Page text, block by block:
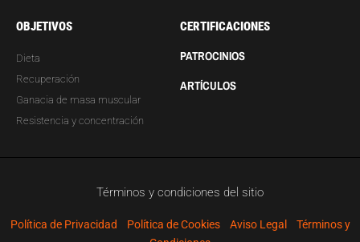
OBJETIVOS
Dieta
Recuperación
Ganacia de masa muscular
Resistencia y concentración
CERTIFICACIONES
PATROCINIOS
ARTÍCULOS
Términos y condiciones del sitio
Política de Privacidad Política de Cookies Aviso Legal
Términos y